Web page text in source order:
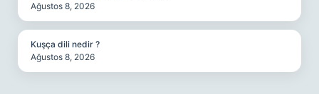
Ağustos 8, 2026
Kuşça dili nedir ?
Ağustos 8, 2026